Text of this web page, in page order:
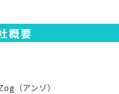
概要
（アンゾ）